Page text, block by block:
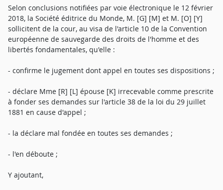
Selon conclusions notifiées par voie électronique le 12 février
2018, la Société éditrice du Monde, M. [G] [M] et M. [O] [Y]
sollicitent de la cour, au visa de l'article 10 de la Convention
européenne de sauvegarde des droits de l'homme et des
libertés fondamentales, qu'elle :
- confirme le jugement dont appel en toutes ses dispositions ;
- déclare Mme [R] [L] épouse [K] irrecevable comme prescrite
à fonder ses demandes sur l'article 38 de la loi du 29 juillet
1881 en cause d'appel ;
- la déclare mal fondée en toutes ses demandes ;
- l'en déboute ;
Y ajoutant,